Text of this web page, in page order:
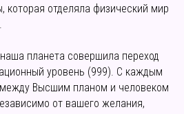
которая отделяла физический мир
планета совершила переход
уровень (999). С каждым
между Высшим планом и человеком
от вашего желания,